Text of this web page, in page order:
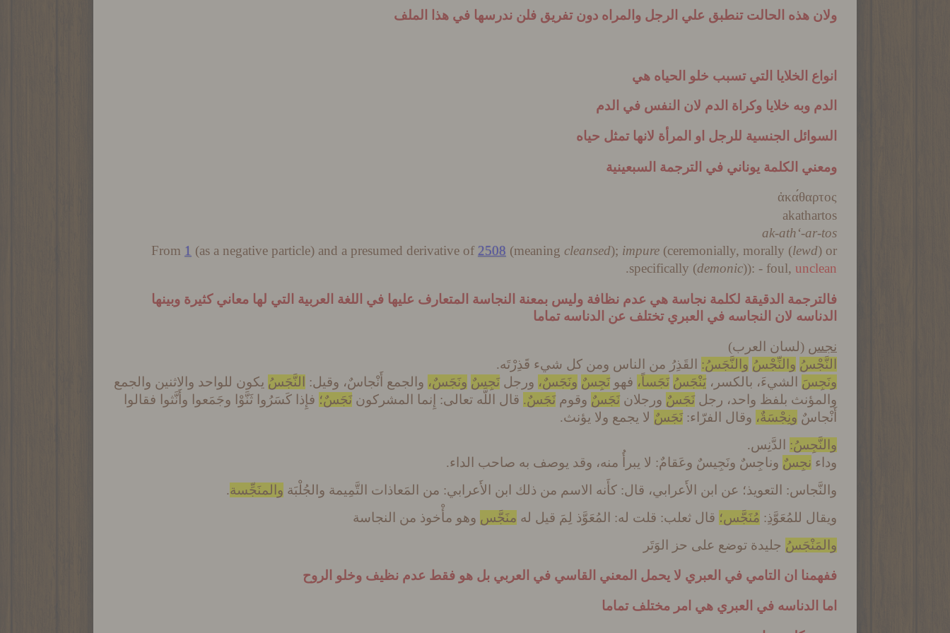
ولان هذه الحالت تنطبق علي الرجل والمراه دون تفريق فلن ندرسها في هذا الملف
انواع الخلايا التي تسبب خلو الحياه هي
الدم وبه خلايا وكراة الدم لان النفس في الدم
السوائل الجنسية للرجل او المرأة لانها تمثل حياه
ومعني الكلمة يوناني في الترجمة السبعينية
ακαθαρτος
akathartos
ak-ath‘-ar-tos
From 1 (as a negative particle) and a presumed derivative of 2508 (meaning cleansed); impure (ceremonially, morally (lewd) or
specifically (demonic)): - foul, unclean
.
فالترجمة الدقيقة لكلمة نجاسة هي عدم نظافة وليس بمعنة النجاسة المتعارف عليها في اللغة العربية التي لها معاني كثيرة وبينها
الدناسه لان النجاسه في العبري تختلف عن الدناسه تماما
نجس (لسان العرب)
النَّجْسُ والنِّجْسُ والنَّجَسُ: القَذِرُ من الناس ومن كل شيء قَذِرْتَه.
ونَجِسَ الشيءَ، بالكسر، يَنْجَسُ نَجَساً، فهو نَجِسٌ ونَجَسٌ، ورجل نَجِسٌ ونَجَسٌ، والجمع أَنْجاسٌ، وقيل: النَّجَسُ يكون للواحد والاثنين والجمع
والمؤنث بلفظ واحد، رجل نَجَسٌ ورجلان نَجَسٌ وقوم نَجَسٌ. قال اللَّه تعالى: إِنما المشركون نَجَسٌ؛ فإِذا كَسَرُوا ثَنَّوْا وجَمَعوا وأَنَّثوا فقالوا
أَنْجاسٌ ونِجْسَةٌ، وقال الفرّاء: نَجَسٌ لا يجمع ولا يؤنث.
والنَّجِسُ: الدَّنِس.
وداء نجِسٌ وناجِسٌ ونَجِيسٌ وعَقامٌ: لا يبرأُ منه، وقد يوصف به صاحب الداء.
والنَّجاس: التعويذ؛ عن ابن الأَعرابي، قال: كأَنه الاسم من ذلك ابن الأَعرابي: من المَعاذات التَّمِيمة والجُلْبَة والمنَجِّسة.
ويقال للمُعَوَّذِ: مُنَجَّس؛ قال ثعلب: قلت له: المُعَوَّذ لِمَ قيل له منَجَّس وهو مأْخوذ من النجاسة
والمَنْجَسُ جليدة توضع على حز الوَتَر
ففهمنا ان التامي في العبري لا يحمل المعني القاسي في العربي بل هو فقط عدم نظيف وخلو الروح
اما الدناسه في العبري هي امر مختلف تماما